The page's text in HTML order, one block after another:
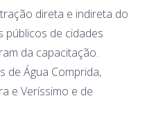
direta e indireta do
públicos de cidades
da capacitação.
de Água Comprida,
e Veríssimo e de